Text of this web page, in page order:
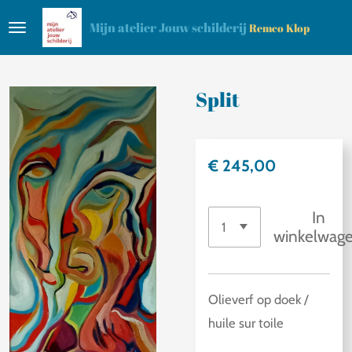
Ga
de
hoofdinhoud
Mijn atelier Jouw schilderij Remco Klop
Split
€ 245,00
In
Olieverf op doek /
huile sur toile